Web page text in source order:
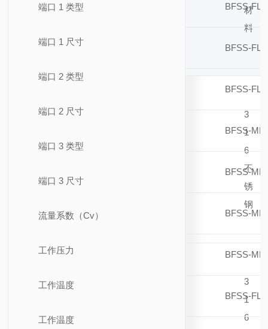
端口 1 类型
端口 1 尺寸
端口 2 类型
端口 2 尺寸
端口 3 类型
端口 3 尺寸
流量系数（Cv）
工作压力
工作温度
工作温度
材
料
3
1
6
不
锈
钢
3
1
6
BFSS-
BFSS-
BFSS-
BFSS-
BFSS-
BFSS-
BFSS-
BFSS-